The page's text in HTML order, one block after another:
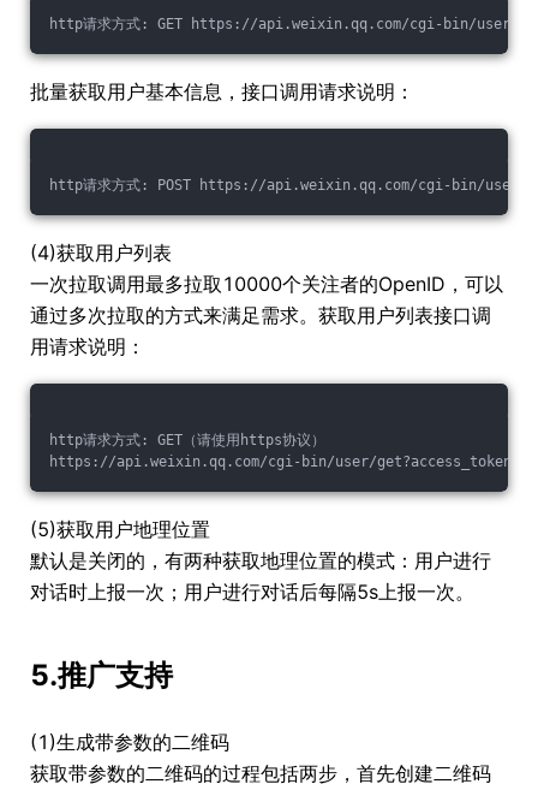
http请求方式: GET https://api.weixin.qq.com/cgi-bin/user/
批量获取用户基本信息，接口调用请求说明：
http请求方式: POST https://api.weixin.qq.com/cgi-bin/user/
(4)获取用户列表
一次拉取调用最多拉取10000个关注者的OpenID，可以
通过多次拉取的方式来满足需求。获取用户列表接口调
用请求说明：
http请求方式: GET（请使用https协议）
https://api.weixin.qq.com/cgi-bin/user/
(5)获取用户地理位置
默认是关闭的，有两种获取地理位置的模式：用户进行
对话时上报一次；用户进行对话后每隔5s上报一次。
5.推广支持
(1)生成带参数的二维码
获取带参数的二维码的过程包括两步，首先创建二维码